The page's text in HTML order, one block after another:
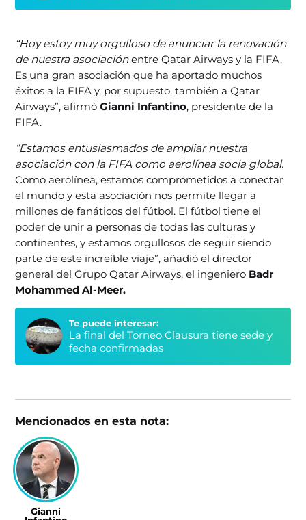
“Hoy estoy muy orgulloso de anunciar la renovación
de nuestra asociaciónentre Qatar Airways y la FIFA.
Es una gran asociación que ha aportado muchos
éxitos a la FIFA y, por supuesto, también a Qatar
Airways”, afirmóGianni Infantino, presidente de la
FIFA.
“Estamos entusiasmados de ampliar nuestra
asociación con la FIFA como aerolínea socia global.
Como aerolínea, estamos comprometidos a conectar
el mundo y esta asociación nos permite llegar a
millones de fanáticos del fútbol. El fútbol tiene el
poder de unir a personas de todas las culturas y
continentes, y estamos orgullosos de seguir siendo
parte de este increíble viaje”, añadió el director
general del Grupo Qatar Airways, el ingeniero Badr
Mohammed Al-Meer.
Te puede interesar:
La final del Torneo Clausura tiene sede y
fecha confirmadas
Mencionados en esta nota:
Gianni